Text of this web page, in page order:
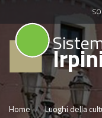
Home Luoghi della